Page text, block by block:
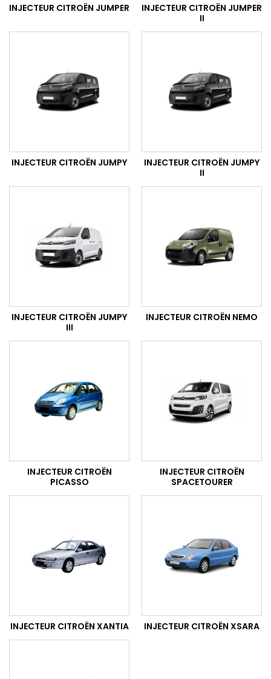
INJECTEUR CITROËN JUMPER
INJECTEUR CITROËN JUMPER
II
INJECTEUR CITROËN JUMPY
INJECTEUR CITROËN JUMPY
II
INJECTEUR CITROËN JUMPY
III
INJECTEUR CITROËN NEMO
INJECTEUR CITROËN
PICASSO
INJECTEUR CITROËN
SPACETOURER
INJECTEUR CITROËN XANTIA INJECTEUR CITROËN XSARA